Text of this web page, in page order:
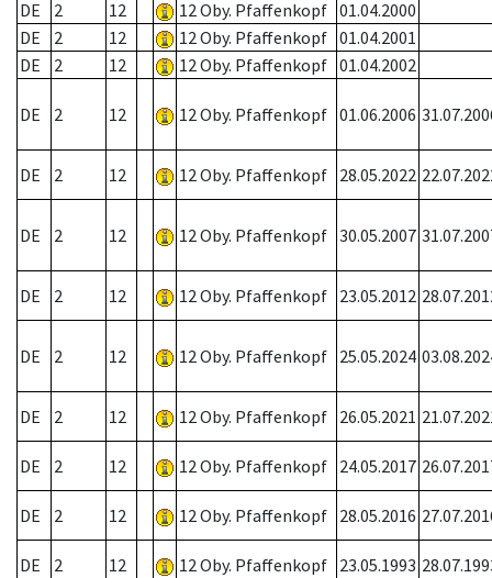
DE 2 12 12 Oby. Pfaffenkopf 01.04.2000
DE
2 12 12 Oby. Pfaffenkopf 01.04.2001
DE
2 12 12 Oby. Pfaffenkopf 01.04.2002
DE 2 12 12 Oby. Pfaffenkopf 01.06.2006
DE 2 12 12 Oby. Pfaffenkopf 28.05.2022
DE 2 12 12 Oby. Pfaffenkopf 30.05.2007
DE 2 12 12 Oby. Pfaffenkopf 23.05.2012
DE 2 12 12 Oby. Pfaffenkopf 25.05.2024
DE 2 12 12 Oby. Pfaffenkopf 26.05.2021
DE 2 12 12 Oby. Pfaffenkopf 24.05.2017
DE 2 12 12 Oby. Pfaffenkopf 28.05.2016
DE 2 12 12 Oby. Pfaffenkopf 23.05.1993